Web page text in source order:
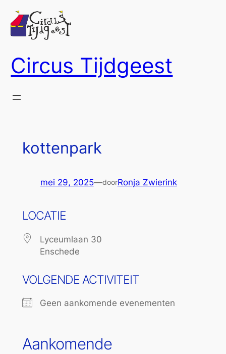
naar
de
Circus Tijdgeest
kottenpark
mei 29, 2025—doorRonja Zwierink
LOCATIE
Lyceumlaan 30
Enschede
VOLGENDE ACTIVITEIT
Geen aankomende evenementen
Aankomende